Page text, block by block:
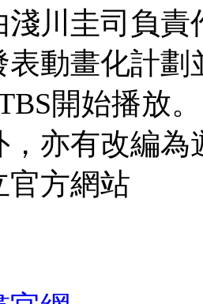
淺川圭司負責
表動畫化計劃
開始播放。
，亦有改編為
官方網站